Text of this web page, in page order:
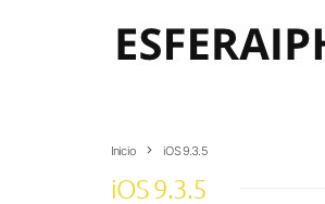
Inicio iOS 9.3.5
iOS 9.3.5